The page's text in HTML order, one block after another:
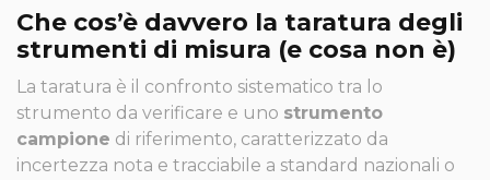
Che cos’è davvero la taratura degli
strumenti di misura (e cosa non è)
La taratura è il confronto sistematico tra lo
strumento da verificare e uno strumento
campione di riferimento, caratterizzato da
incertezza nota e tracciabile a standard nazionali o